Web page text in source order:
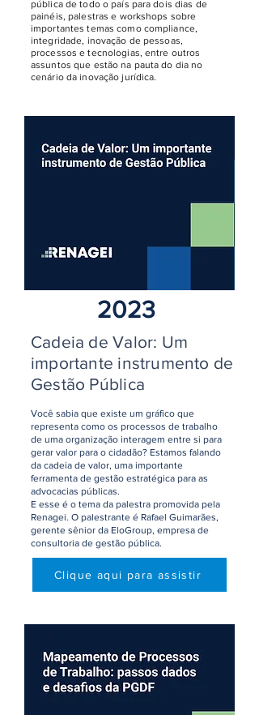
pública de todo o país para dois dias de
painéis, palestras e workshops sobre
importantes temas como compliance,
integridade, inovação de pessoas,
processos e tecnologias, entre outros
assuntos que estão na pauta do dia no
cenário da inovação jurídica.
2023
Cadeia de Valor: Um
importante instrumento de
Gestão Pública
Você sabia que existe um gráfico que
representa como os processos de trabalho
de uma organização interagem entre si para
gerar valor para o cidadão? Estamos falando
da cadeia de valor, uma importante
ferramenta de gestão estratégica para as
advocacias públicas.
E esse é o tema da palestra promovida pela
Renagei. O palestrante é Rafael Guimarães,
gerente sênior da EloGroup, empresa de
consultoria de gestão pública.
Clique aqui para assistir